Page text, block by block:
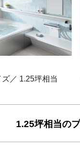
／ 1.25坪相当
1.25坪相当の